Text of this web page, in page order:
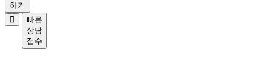
하기
빠른
상담
접수